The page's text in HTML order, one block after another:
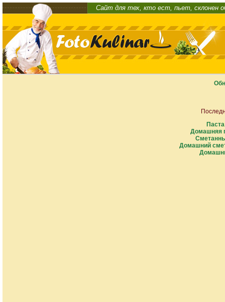
Сайт для тех, кто ест, пьет, склонен
Домашняя
Домашний